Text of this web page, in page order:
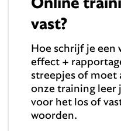
vast?
Hoe schrijf je een
effect +
streepjes of moet
onze training leer
voor het los of
woorden.